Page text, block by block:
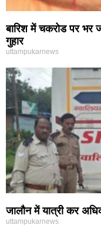
बारिश में चकरोड पर भर
गुहार
uttampukarnews
जालौन में यात्री कर
uttampukarnews